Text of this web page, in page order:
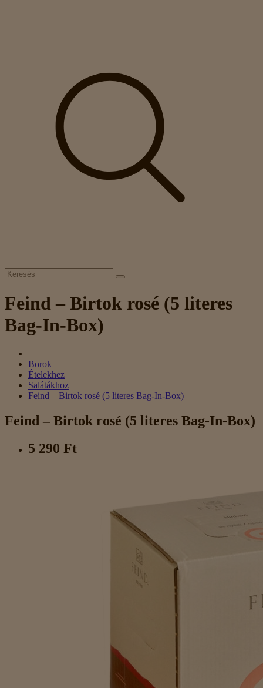
Feind – Birtok rosé (5 literes
Bag-In-Box)
Borok
Ételekhez
Salátákhoz
Feind – Birtok rosé (5 literes Bag-In-Box)
Feind – Birtok rosé (5 literes Bag-In-Box)
5 290 Ft